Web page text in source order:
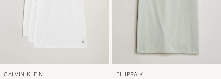
CALVIN KLEIN FILIPPA K